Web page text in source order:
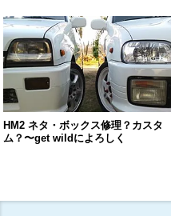
HM2 ネタ・ボックス修理？カスタ
ム？〜get wildによろしく